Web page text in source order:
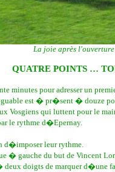
La joie après
QUATRE POINTS …
minutes pour adresser un
est � pr�sent � douze
Vosgiens qui luttent pour le
le rythme d�Epernay.
leur rythme.
� gauche du but de Vincent
doigts de marquer d�une